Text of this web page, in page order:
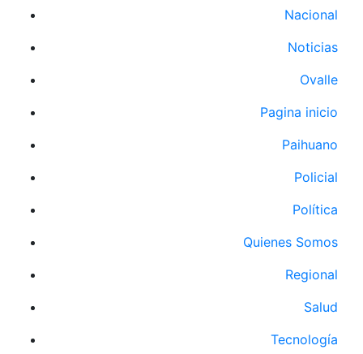
Nacional
Noticias
Ovalle
Pagina inicio
Paihuano
Policial
Política
Quienes Somos
Regional
Salud
Tecnología